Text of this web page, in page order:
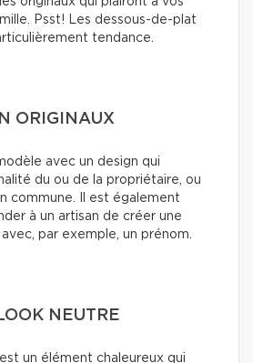
Psst! Les dessous-de-plat
tendance.
ORIGINAUX
avec un design qui
du ou de la propriétaire, ou
commune. Il est également
à un artisan de créer une
par exemple, un prénom.
NEUTRE
un élément chaleureux qui